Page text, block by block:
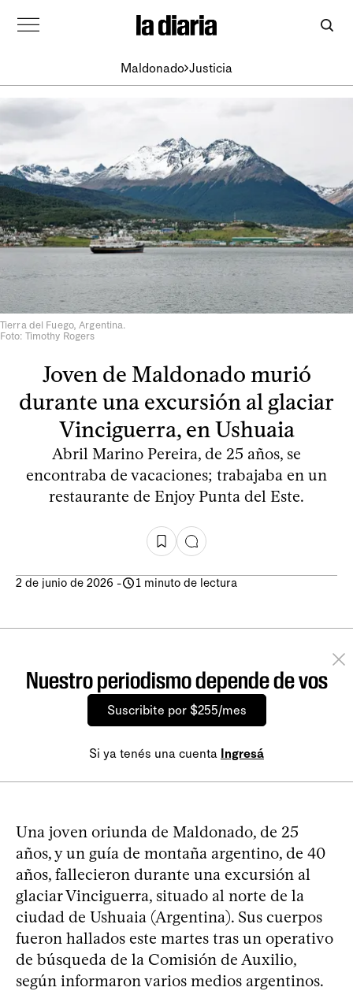
Maldonado Justicia
Tierra del Fuego, Argentina.
Foto: Timothy Rogers
Joven de Maldonado murió
durante una excursión al glaciar
Vinciguerra, en Ushuaia
Abril Marino Pereira, de 25 años, se
encontraba de vacaciones; trabajaba en un
restaurante de Enjoy Punta del Este.
2 de junio de 2026 - 1 minuto de lectura
Nuestro periodismo depende de vos
Suscribite por $255/mes
Si ya tenés una cuenta Ingresá
Una joven oriunda de Maldonado, de 25
años, y un guía de montaña argentino, de 40
años, fallecieron durante una excursión al
glaciar Vinciguerra, situado al norte de la
ciudad de Ushuaia (Argentina). Sus cuerpos
fueron hallados este martes tras un operativo
de búsqueda de la Comisión de Auxilio,
según informaron varios medios argentinos.